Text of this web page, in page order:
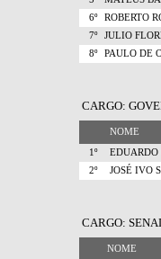
6º
ROBERTO
7º
JULIO
8º
PAULO DE
CARGO:
NOME
1º
2º
JOSÉ IVO
CARGO:
NOME